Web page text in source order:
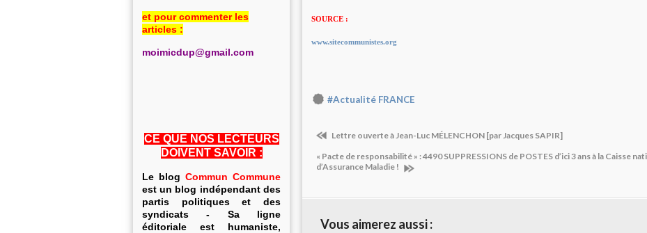
et pour commenter les
articles :
moimicdup@gmail.com
CE QUE NOS LECTEURS
DOIVENT SAVOIR :
Le blog Commun Commune
est un blog indépendant des
partis politiques et des
syndicats - Sa ligne
éditoriale est humaniste,
SOURCE :
www.sitecommunistes.org
#Actualité FRANCE
Lettre ouverte à Jean-Luc MÉLENCHON [par Jacques SAPIR]
« Pacte de responsabilité » : 4490 SUPPRESSIONS de POSTES d’ici 3 ans à la Caisse
d’Assurance Maladie !
Vous aimerez aussi :